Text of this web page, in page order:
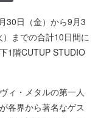
30日（金）から9月3
までの合計10日間に
1階CUTUP STUDIO
ィ・メタルの第一人
各界から著名なゲス